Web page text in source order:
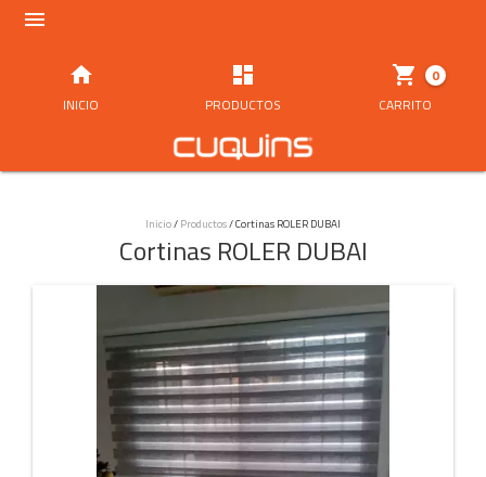


INICIO

PRODUCTOS
0

CARRITO
Inicio/ Productos/Cortinas ROLER DUBAI
Cortinas ROLER DUBAI